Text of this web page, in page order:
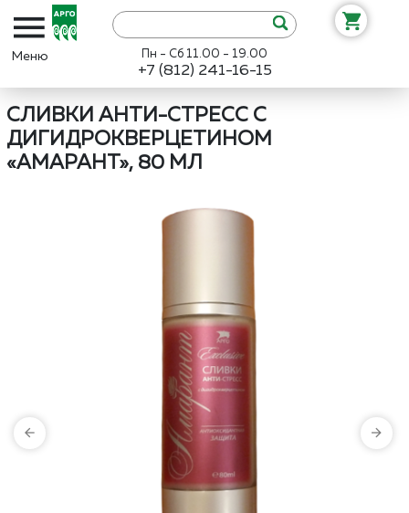
Пн - Сб 11.00 - 19.00
+7 (812) 241-16-15
СЛИВКИ АНТИ-СТРЕСС С
ДИГИДРОКВЕРЦЕТИНОМ
«АМАРАНТ», 80 МЛ